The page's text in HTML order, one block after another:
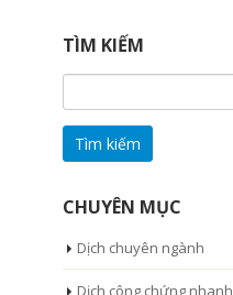
TÌM KIẾM
kiếm
cho:
CHUYÊN MỤC
Dịch chuyên ngành
Dịch công chứng nhanh